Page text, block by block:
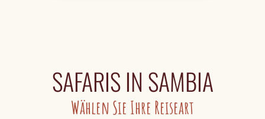
SAFARIS IN SAMBIA
Wählen Sie Ihre Reiseart